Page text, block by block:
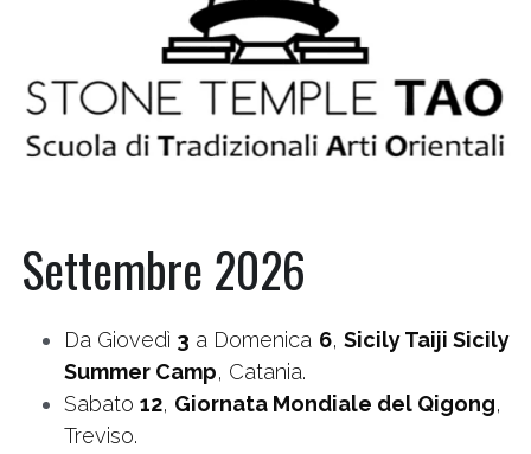
Eventi
Galleria
Trailer & Songs
Settembre 2026
Da Giovedì 3 a Domenica 6, Sicily Taiji Sicily
Summer Camp, Catania.
Sabato 12, Giornata Mondiale del Qigong,
Treviso.